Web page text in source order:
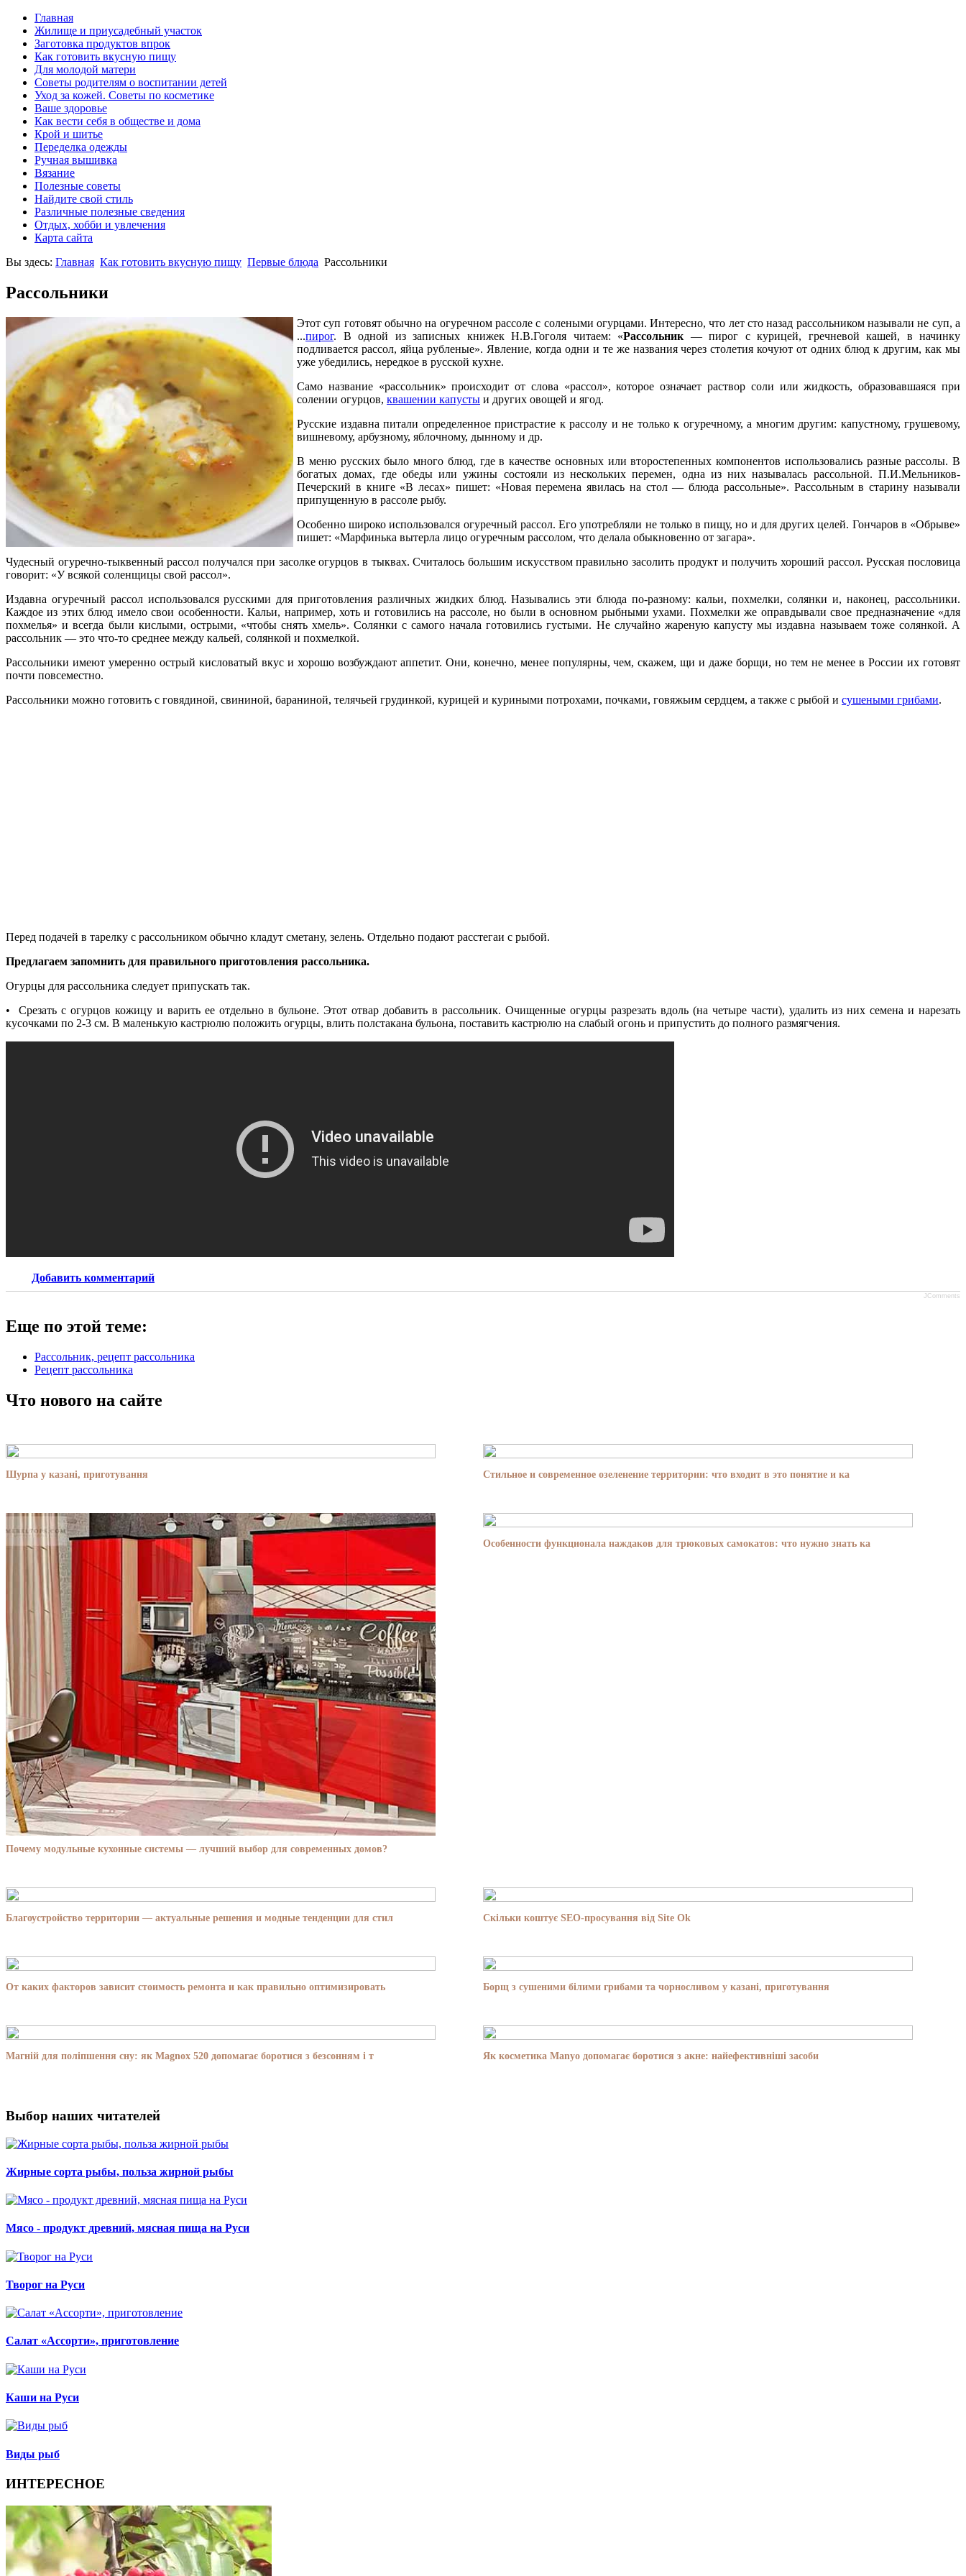
Главная
Жилище и приусадебный участок
Заготовка продуктов впрок
Как готовить вкусную пищу
Для молодой матери
Советы родителям о воспитании детей
Уход за кожей. Советы по косметике
Ваше здоровье
Как вести себя в обществе и дома
Крой и шитье
Переделка одежды
Ручная вышивка
Вязание
Полезные советы
Найдите свой стиль
Различные полезные сведения
Отдых, хобби и увлечения
Карта сайта
Вы здесь: Главная Как готовить вкусную пищу Первые блюда Рассольники
Рассольники
Этот суп готовят обычно на огуречном рассоле с солеными огурцами. Интересно, что лет сто назад рассольником называли не суп, а
...пирог. В одной из записных книжек Н.В.Гоголя читаем: «Рассольник — пирог с курицей, гречневой кашей, в начинку
подливается рассол, яйца рубленые». Явление, когда одни и те же названия через столетия кочуют от одних блюд к другим, как мы
уже убедились, нередкое в русской кухне.
Само название «рассольник» происходит от слова «рассол», которое означает раствор соли или жидкость, образовавшаяся при
солении огурцов, квашении капусты и других овощей и ягод.
Русские издавна питали определенное пристрастие к рассолу и не только к огуречному, а многим другим: капустному, грушевому,
вишневому, арбузному, яблочному, дынному и др.
В меню русских было много блюд, где в качестве основных или второстепенных компонентов использовались разные рассолы. В
богатых домах, где обеды или ужины состояли из нескольких перемен, одна из них называлась рассольной. П.И.Мельников-
Печерский в книге «В лесах» пишет: «Новая перемена явилась на стол — блюда рассольные». Рассольным в старину называли
припущенную в рассоле рыбу.
Особенно широко использовался огуречный рассол. Его употребляли не только в пищу, но и для других целей. Гончаров в «Обрыве»
пишет: «Марфинька вытерла лицо огуречным рассолом, что делала обыкновенно от загара».
Чудесный огуречно-тыквенный рассол получался при засолке огурцов в тыквах. Считалось большим искусством правильно засолить продукт и получить хороший рассол. Русская пословица
говорит: «У всякой соленщицы свой рассол».
Издавна огуречный рассол использовался русскими для приготовления различных жидких блюд. Назывались эти блюда по-разному: кальи, похмелки, солянки и, наконец, рассольники.
Каждое из этих блюд имело свои особенности. Кальи, например, хоть и готовились на рассоле, но были в основном рыбными ухами. Похмелки же оправдывали свое предназначение «для
похмелья» и всегда были кислыми, острыми, «чтобы снять хмель». Солянки с самого начала готовились густыми. Не случайно жареную капусту мы издавна называем тоже солянкой. А
рассольник — это что-то среднее между кальей, солянкой и похмелкой.
Рассольники имеют умеренно острый кисловатый вкус и хорошо возбуждают аппетит. Они, конечно, менее популярны, чем, скажем, щи и даже борщи, но тем не менее в России их готовят
почти повсеместно.
Рассольники можно готовить с говядиной, свининой, бараниной, телячьей грудинкой, курицей и куриными потрохами, почками, говяжьим сердцем, а также с рыбой и сушеными грибами.
Перед подачей в тарелку с рассольником обычно кладут сметану, зелень. Отдельно подают расстегаи с рыбой.
Предлагаем запомнить для правильного приготовления рассольника.
Огурцы для рассольника следует припускать так.
• Срезать с огурцов кожицу и варить ее отдельно в бульоне. Этот отвар добавить в рассольник. Очищенные огурцы разрезать вдоль (на четыре части), удалить из них семена и нарезать
кусочками по 2-3 см. В маленькую кастрюлю положить огурцы, влить полстакана бульона, поставить кастрюлю на слабый огонь и припустить до полного размягчения.
Добавить комментарий
JComments
Еще по этой теме:
Рассольник, рецепт рассольника
Рецепт рассольника
Что нового на сайте
Шурпа у казані, приготування Стильное и современное озеленение территории: что входит в это понятие и ка
Почему модульные кухонные системы — лучший выбор для современных домов?
Особенности функционала наждаков для трюковых самокатов: что нужно знать ка
Благоустройство территории — актуальные решения и модные тенденции для стил Скільки коштує SEO-просування від Site Ok
От каких факторов зависит стоимость ремонта и как правильно оптимизировать Борщ з сушеними білими грибами та чорносливом у казані, приготування
Магній для поліпшення сну: як Magnox 520 допомагає боротися з безсонням і т Як косметика Manyo допомагає боротися з акне: найефективніші засоби
Выбор наших читателей
Жирные сорта рыбы, польза жирной рыбы
Мясо - продукт древний, мясная пища на Руси
Творог на Руси
Салат «Ассорти», приготовление
Каши на Руси
Виды рыб
ИНТЕРЕСНОЕ